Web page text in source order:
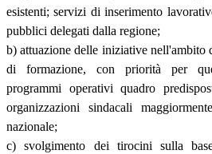
esistenti; servizi di inserimento
pubblici delegati dalla regione;
b) attuazione delle iniziative nell'ambito
di formazione, con priorità per
programmi operativi quadro
organizzazioni sindacali
nazionale;
c) svolgimento dei tirocini sulla